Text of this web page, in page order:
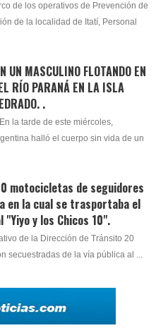
de los operativos de Prevención de
de la localidad de Itatí, Personal
UN MASCULINO FLOTANDO EN
RÍO PARANÁ EN LA ISLA
.
la tarde de este miércoles,
halló el cuerpo sin vida de un
motocicletas de seguidores
en la cual se trasportaba el
"Yiyo y los Chicos 10".
de la Dirección de Tránsito 20
secuestradas de la vía pública al ...